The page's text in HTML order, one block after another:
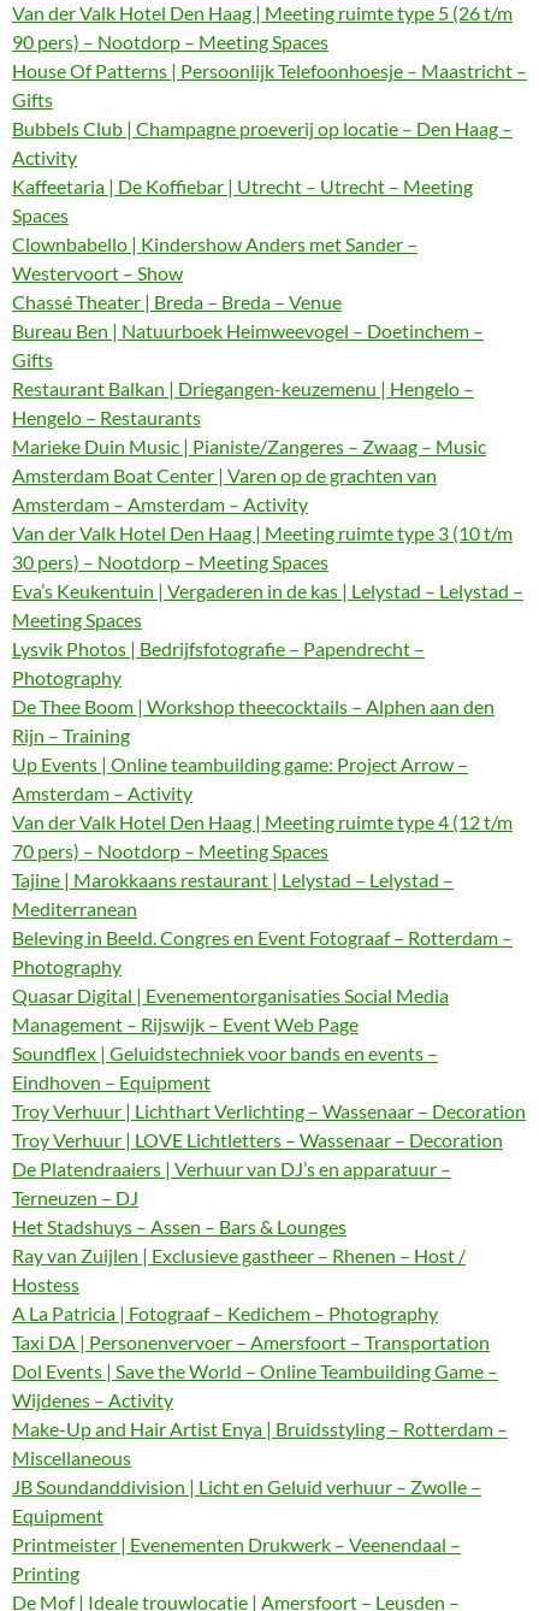
Van der Valk Hotel Den Haag | Meeting ruimte type 5 (26 t/m
90 pers) – Nootdorp – Meeting Spaces
House Of Patterns | Persoonlijk Telefoonhoesje – Maastricht –
Gifts
Bubbels Club | Champagne proeverij op locatie – Den Haag –
Activity
Kaffeetaria | De Koffiebar | Utrecht – Utrecht – Meeting
Spaces
Clownbabello | Kindershow Anders met Sander –
Westervoort – Show
Chassé Theater | Breda – Breda – Venue
Bureau Ben | Natuurboek Heimweevogel – Doetinchem –
Gifts
Restaurant Balkan | Driegangen-keuzemenu | Hengelo –
Hengelo – Restaurants
Marieke Duin Music | Pianiste/Zangeres – Zwaag – Music
Amsterdam Boat Center | Varen op de grachten van
Amsterdam – Amsterdam – Activity
Van der Valk Hotel Den Haag | Meeting ruimte type 3 (10 t/m
30 pers) – Nootdorp – Meeting Spaces
Eva’s Keukentuin | Vergaderen in de kas | Lelystad – Lelystad –
Meeting Spaces
Lysvik Photos | Bedrijfsfotografie – Papendrecht –
Photography
De Thee Boom | Workshop theecocktails – Alphen aan den
Rijn – Training
Up Events | Online teambuilding game: Project Arrow –
Amsterdam – Activity
Van der Valk Hotel Den Haag | Meeting ruimte type 4 (12 t/m
70 pers) – Nootdorp – Meeting Spaces
Tajine | Marokkaans restaurant | Lelystad – Lelystad –
Mediterranean
Beleving in Beeld. Congres en Event Fotograaf – Rotterdam –
Photography
Quasar Digital | Evenementorganisaties Social Media
Management – Rijswijk – Event Web Page
Soundflex | Geluidstechniek voor bands en events –
Eindhoven – Equipment
Troy Verhuur | Lichthart Verlichting – Wassenaar – Decoration
Troy Verhuur | LOVE Lichtletters – Wassenaar – Decoration
De Platendraaiers | Verhuur van DJ’s en apparatuur –
Terneuzen – DJ
Het Stadshuys – Assen – Bars & Lounges
Ray van Zuijlen | Exclusieve gastheer – Rhenen – Host /
Hostess
A La Patricia | Fotograaf – Kedichem – Photography
Taxi DA | Personenvervoer – Amersfoort – Transportation
Dol Events | Save the World – Online Teambuilding Game –
Wijdenes – Activity
Make-Up and Hair Artist Enya | Bruidsstyling – Rotterdam –
Miscellaneous
JB Soundanddivision | Licht en Geluid verhuur – Zwolle –
Equipment
Printmeister | Evenementen Drukwerk – Veenendaal –
Printing
De Mof | Ideale trouwlocatie | Amersfoort – Leusden –